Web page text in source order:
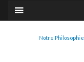
Notre Philosophie